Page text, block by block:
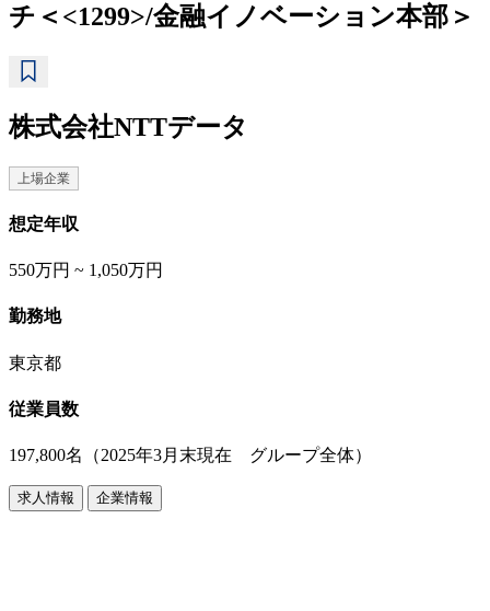
チ＜<1299>/金融イノベーション本部＞
株式会社NTTデータ
上場企業
想定年収
550万円 ~ 1,050万円
勤務地
東京都
従業員数
197,800名（2025年3月末現在 グループ全体）
求人情報 企業情報